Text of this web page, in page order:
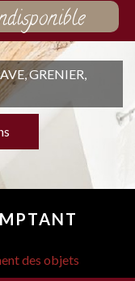
GRENIER,
des objets